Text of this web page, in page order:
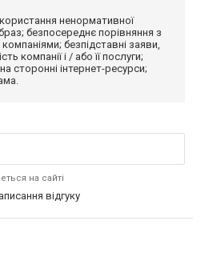
ненормативної
безпосереднє порівняння з
безпідставні заяви,
компанії і / або її послуги;
сторонні інтернет-ресурси;
на сайті
відгуку